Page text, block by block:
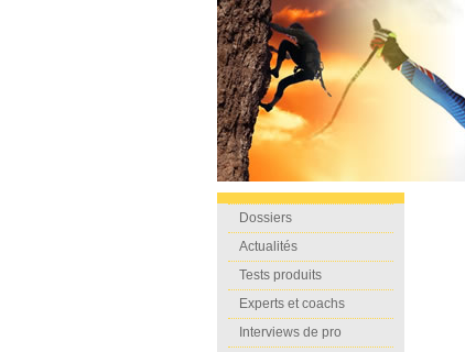
Dossiers
Actualités
Tests produits
Experts et coachs
Interviews de pro